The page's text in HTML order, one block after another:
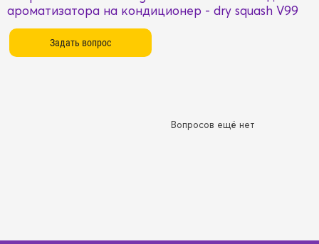
ароматизатора на кондиционер - dry squash V99
Вопросов ещё нет